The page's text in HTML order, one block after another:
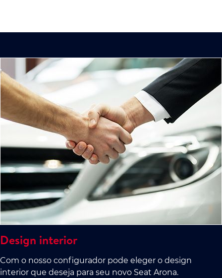
Design interior
Com o nosso configurador pode eleger o design
interior que deseja para seu novo Seat Arona.